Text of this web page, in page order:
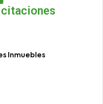
Inmuebles